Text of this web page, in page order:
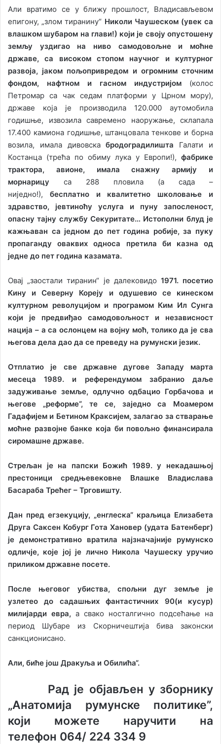
Али вратимо се у ближу прошлост, Владисављевом
епигону, „злом тиранину“ Николи Чаушеском (увек са
влашком шубаром на глави!) који је своју опустошену
земљу уздигао на ниво самодовољне и моћне
државе, са високом стопом научног и културног
развоја, јаком пољопривредом и огромним сточним
фондом, нафтном и гасном индустријом (колос
Петромар са чак седам платформи у Црном мору),
државе која је производила 120.000 аутомобила
годишње, извозила савремено наоружање, склапала
17.400 камиона годишње, штанцовала тенкове и борна
возила, имала дивовскабродоградилишта Галати и
Костанца (трећа по обиму лука у Европи!), фабрике
трактора, авионе, имала снажну армију и
морнарицу са 288 пловила (а сада –
ниједно!), бесплатно и квалитетно школовање и
здравство, јевтиноћу услуга и пуну запосленост,
опасну тајну службу Секуритате… Истополни блуд је
кажњаван са једном до пет година робије, за пуку
пропаганду оваквих односа претила би казна од
једне до пет година казамата.
Овај „заостали тиранин“ је далековидо 1971. посетио
Кину и Северну Кореју и одушевио се кинеском
културном револуцијом и програмом Ким Ил Сунга
који је предвиђао самодовољност и независност
нација – а са ослонцем на војну моћ, толико да је сва
његова дела дао да се преведу на румунски језик.
Отплатио је све државне дугове Западу марта
месеца 1989. и референдумом забранио даље
задуживање земље, одлучно одбацио Горбачова и
његове „реформе“, те се, заједно са Моамером
Гадафијем и Бетином Краксијем, залагао за стварање
моћне развојне банке која би повољно финансирала
сиромашне државе.
Стрељан је на папски Божић 1989. у некадашњој
престоници средњевековне Влашке Владислава
Басараба Трећег – Трговишту.
Дан пред егзекуцију, „енглеска“ краљица Елизабета
Друга Саксен Кобург Гота Хановер (удата Батенберг)
је демонстративно вратила најзначајније румунско
одличје, које јој је лично Никола Чаушеску уручио
приликом државне посете.
После његовог убиства, спољни дуг земље је
узлетео до садашњих фантастичних 90(и кусур)
милијарди евра, а свако носталгично подсећање на
период Шубаре из Скорничештија бива законски
санкционисано.
Али, биће још Дракуља и Обилића“.
Рад је објављен у зборнику
„Анатомија румунске политике”,
који можете наручити на
телефон 064/ 224 334 9